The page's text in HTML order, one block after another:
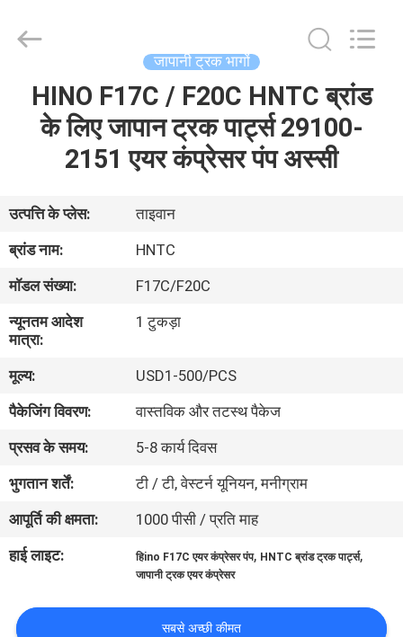
हमारे
बारे
में
कारखाना
भ्रमण
गुणवत्ता
नियंत्रण
संपर्क
करें
समाचार
Reserved.
जापानी ट्रक भागों
HINO F17C / F20C HNTC ब्रांड
के लिए जापान ट्रक पार्ट्स 29100-
2151 एयर कंप्रेसर पंप अस्सी
उत्पत्ति के प्लेस:
ताइवान
ब्रांड नाम:
HNTC
मॉडल संख्या:
F17C/F20C
न्यूनतम आदेश
मात्रा:
1 टुकड़ा
मूल्य:
USD1-500/PCS
पैकेजिंग विवरण:
वास्तविक और तटस्थ पैकेज
प्रसव के समय:
5-8 कार्य दिवस
भुगतान शर्तें:
टी / टी, वेस्टर्न यूनियन, मनीग्राम
आपूर्ति की क्षमता:
1000 पीसी / प्रति माह
हाई लाइट:
हिino F17C एयर कंप्रेसर पंप, HNTC ब्रांड ट्रक पार्ट्स,
जापानी ट्रक एयर कंप्रेसर
सबसे अच्छी कीमत